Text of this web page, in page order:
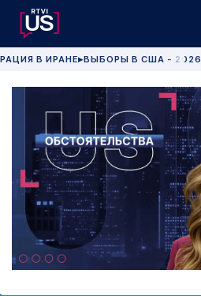
В ИРАНЕ▶ВЫБОРЫ В США - 2026